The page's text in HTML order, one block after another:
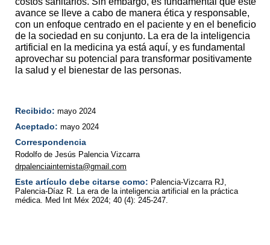
avance se lleve a cabo de manera ética y responsable,
con un enfoque centrado en el paciente y en el beneficio
de la sociedad en su conjunto. La era de la inteligencia
artificial en la medicina ya está aquí, y es fundamental
aprovechar su potencial para transformar positivamente
la salud y el bienestar de las personas.
Recibido: mayo 2024
Aceptado: mayo 2024
Correspondencia
Rodolfo de Jesús Palencia Vizcarra
drpalenciainternista@gmail.com
Este artículo debe citarse como: Palencia-Vizcarra RJ,
Palencia-Díaz R. La era de la inteligencia artificial en la práctica
médica. Med Int Méx 2024; 40 (4): 245-247.